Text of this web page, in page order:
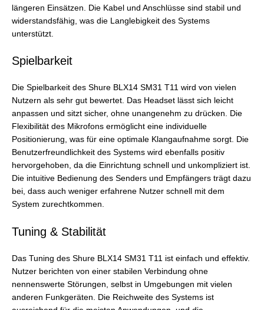
längeren Einsätzen. Die Kabel und Anschlüsse sind stabil und
widerstandsfähig, was die Langlebigkeit des Systems
unterstützt.
Spielbarkeit
Die Spielbarkeit des Shure BLX14 SM31 T11 wird von vielen
Nutzern als sehr gut bewertet. Das Headset lässt sich leicht
anpassen und sitzt sicher, ohne unangenehm zu drücken. Die
Flexibilität des Mikrofons ermöglicht eine individuelle
Positionierung, was für eine optimale Klangaufnahme sorgt. Die
Benutzerfreundlichkeit des Systems wird ebenfalls positiv
hervorgehoben, da die Einrichtung schnell und unkompliziert ist.
Die intuitive Bedienung des Senders und Empfängers trägt dazu
bei, dass auch weniger erfahrene Nutzer schnell mit dem
System zurechtkommen.
Tuning & Stabilität
Das Tuning des Shure BLX14 SM31 T11 ist einfach und effektiv.
Nutzer berichten von einer stabilen Verbindung ohne
nennenswerte Störungen, selbst in Umgebungen mit vielen
anderen Funkgeräten. Die Reichweite des Systems ist